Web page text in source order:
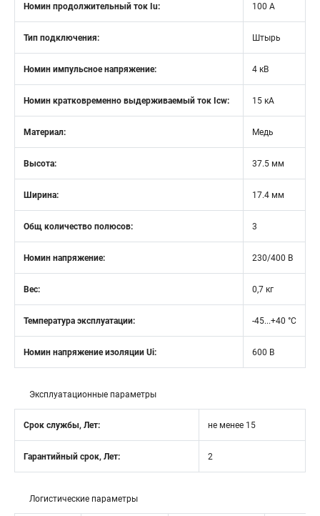
Номин продолжительный ток Iu: 100 А
Тип подключения: Штырь
Номин импульсное напряжение: 4 кВ
Номин кратковременно выдерживаемый ток Icw: 15 кА
Материал: Медь
Высота: 37.5 мм
Ширина: 17.4 мм
Общ количество полюсов: 3
Номин напряжение: 230/400 В
Вес: 0,7 кг
Температура эксплуатации: -45...+40 °C
Номин напряжение изоляции Ui: 600 В
Эксплуатационные параметры
Срок службы, Лет: не менее 15
Гарантийный срок, Лет: 2
Логистические параметры